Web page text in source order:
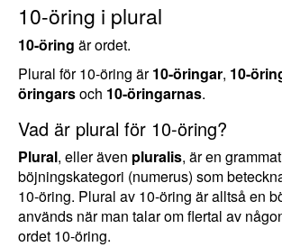
10-öring i plural
10-öring är ordet.
Plural för 10-öring är10-öringar, 10-
öringarsoch 10-öringarnas.
Vad är plural för 10-öring?
Plural, eller även pluralis, är en
böjningskategori (numerus) som
10-öring. Plural av 10-öring är alltså en
används när man talar om flertal av
ordet 10-öring.